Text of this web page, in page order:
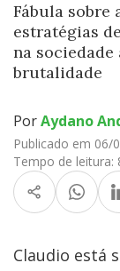
Fábula sobre
estratégias
na sociedade
brutalidade
PorAydano
Publicado em 06/
Tempo de leitura:
Claudio está